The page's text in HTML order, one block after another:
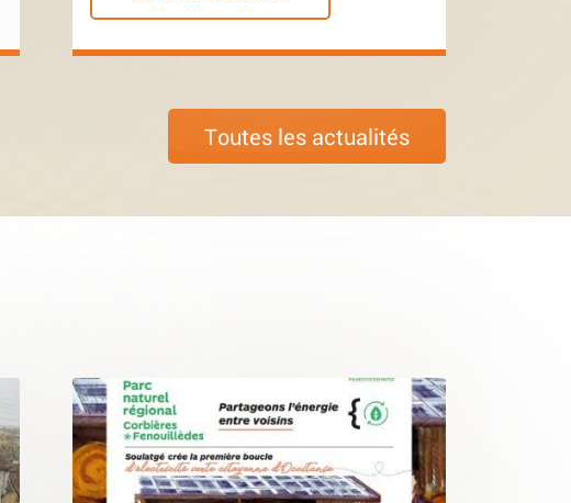
Toutes les actualités